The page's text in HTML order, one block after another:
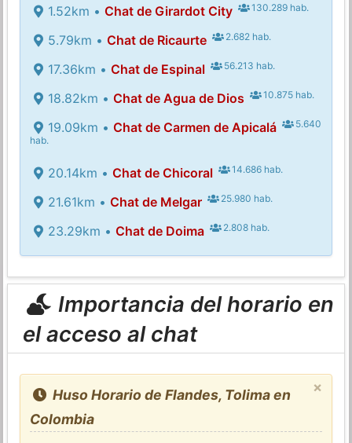
1.52km • Chat de Girardot City 130.289 hab.
5.79km • Chat de Ricaurte 2.682 hab.
17.36km • Chat de Espinal 56.213 hab.
18.82km • Chat de Agua de Dios 10.875 hab.
19.09km • Chat de Carmen de Apicalá
5.640
hab.
20.14km • Chat de Chicoral 14.686 hab.
21.61km • Chat de Melgar 25.980 hab.
23.29km • Chat de Doima 2.808 hab.
Importancia del horario en
el acceso al chat
×
Huso Horario de Flandes, Tolima en
Colombia